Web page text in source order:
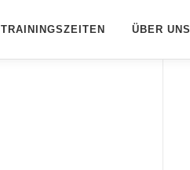
TRAININGSZEITEN ÜBER UNS